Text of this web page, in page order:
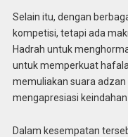
Selain itu, dengan
kompetisi, tetapi ada
Hadrah untuk
untuk memperkuat
memuliakan suara
mengapresiasi
Dalam kesempatan